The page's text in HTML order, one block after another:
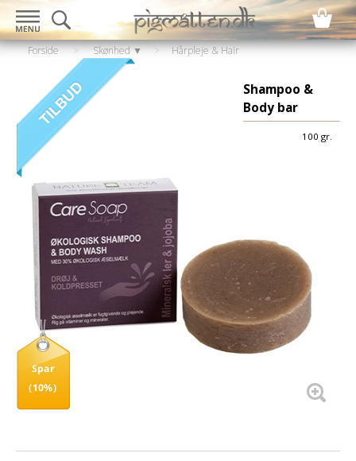
Forside > Skønhed ▼ >
Hårpleje & Hair
Hårshampoo
Shampoo &
Body bar
100 gr.
Spar
(10%)